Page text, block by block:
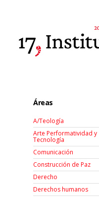
Áreas
A/Teología
Arte Performatividad y
Tecnología
Comunicación
Construcción de Paz
Derecho
Derechos humanos